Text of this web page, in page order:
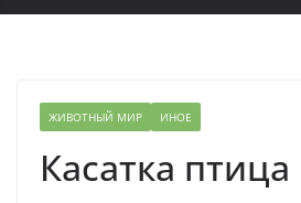
ЖИВОТНЫЙ МИР ИНОЕ
Касатка птица